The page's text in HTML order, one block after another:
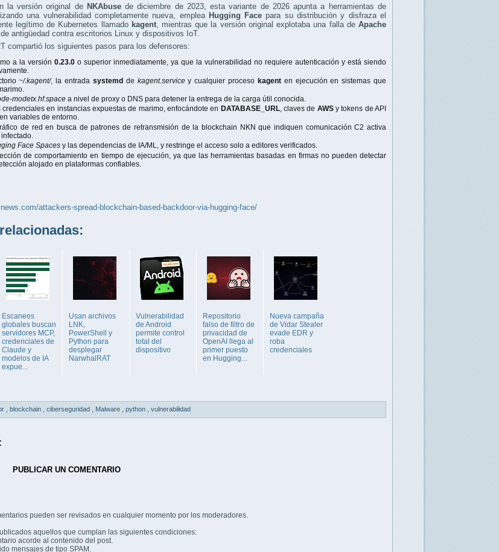
la versión original de NKAbusede diciembre de 2023, esta variante de 2026 apunta a herramientas de
una vulnerabilidad completamente nueva, emplea Hugging Face para su distribución y disfraza el
legítimo de Kubernetes llamado kagent, mientras que la versión original explotaba una falla deApache
antigüedad contra escritorios Linux y dispositivos IoT.
compartió los siguientes pasos para los defensores:
a la versión 0.23.0 o superior inmediatamente, ya que la vulnerabilidad no requiere autenticación y está siendo
~/.kagent/, la entrada systemdde kagent.servicey cualquier proceso kagenten ejecución en sistemas que
modetx.hf.space a nivel de proxy o DNS para detener la entrega de la carga útil conocida.
credenciales en instancias expuestas de marimo, enfocándote en DATABASE_URL, claves de AWSy tokens de API
variables de entorno.
de red en busca de patrones de retransmisión de la blockchain NKN que indiquen comunicación C2 activa
Face Spaces y las dependencias de IA/ML, y restringe el acceso solo a editores verificados.
de comportamiento en tiempo de ejecución, ya que las herramientas basadas en firmas no pueden detectar
alojado en plataformas confiables.
attackers-spread-blockchain-based-backdoor-via-hugging-face/
Escaneos
globales buscan
servidores MCP,
credenciales de
Claude y
modelos de IA
expue...
Usan archivos
LNK,
PowerShell y
Python para
desplegar
NarwhalRAT
Vulnerabilidad
de Android
permite control
total del
dispositivo
Repositorio
falso de filtro de
privacidad de
OpenAI llega al
primer puesto
en Hugging...
Nueva campaña
de Vidar Stealer
evade EDR y
roba
credenciales
blockchain ciberseguridad Malware python vulnerabilidad
PUBLICAR UN COMENTARIO
pueden ser revisados en cualquier momento por los moderadores.
aquellos que cumplan las siguientes condiciones:
acorde al contenido del post.
mensajes de tipo SPAM.